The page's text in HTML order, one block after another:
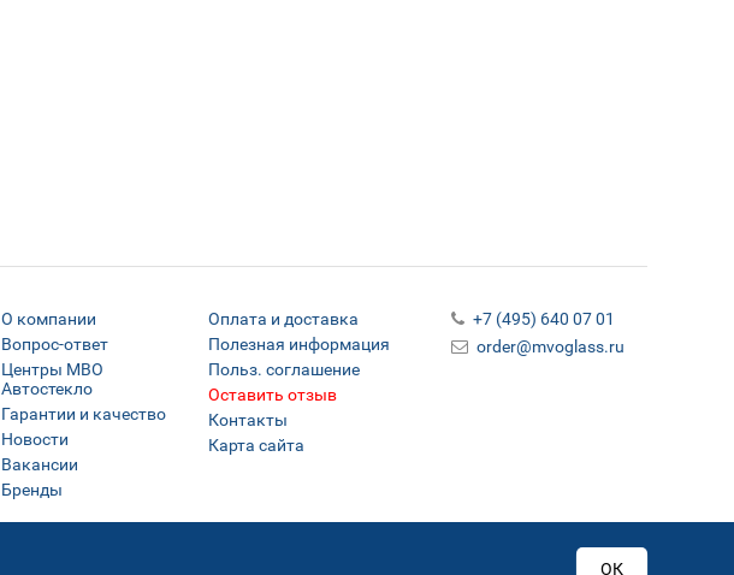
О компании
Вопрос-ответ
Центры МВО
Автостекло
Гарантии и качество
Новости
Вакансии
Бренды
Оплата и доставка
Полезная информация
Польз. соглашение
Оставить отзыв
Контакты
Карта сайта
+7 (495) 640 07 01
order@mvoglass.ru
ОК